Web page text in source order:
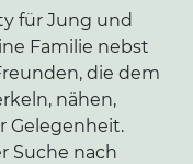
für Jung und
Familie nebst
die dem
nähen,
Gelegenheit.
Suche nach